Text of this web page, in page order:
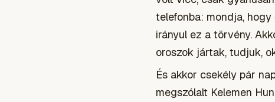
telefonba: mondja,
irányul ez a törvény.
oroszok jártak, tudjuk,
És akkor csekély pár
megszólalt Kelemen